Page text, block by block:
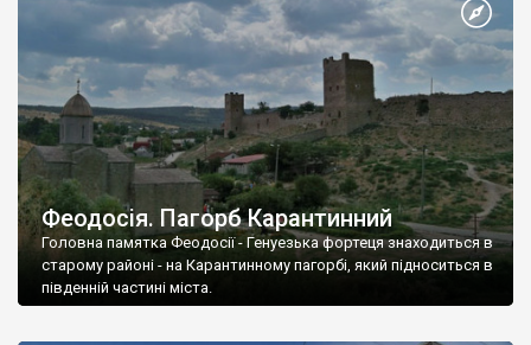
Феодосія. Пагорб Карантинний
Головна памятка Феодосії - Генуезька фортеця знаходиться в
старому районі - на Карантинному пагорбі, який підноситься в
південній частині міста.